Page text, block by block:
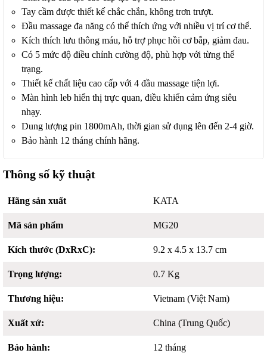
Tay cầm được thiết kế chắc chắn, không trơn trượt.
Đầu massage đa năng có thể thích ứng với nhiều vị trí cơ thể.
Kích thích lưu thông máu, hỗ trợ phục hồi cơ bắp, giảm đau.
Có 5 mức độ điều chỉnh cường độ, phù hợp với từng thể
trạng.
Thiết kế chất liệu cao cấp với 4 đầu massage tiện lợi.
Màn hình leb hiển thị trực quan, điều khiển cảm ứng siêu
nhạy.
Dung lượng pin 1800mAh, thời gian sử dụng lên đến 2-4 giờ.
Bảo hành 12 tháng chính hãng.
Thông số kỹ thuật
Hãng sản xuất KATA
Mã sản phẩm MG20
Kích thước (DxRxC): 9.2 x 4.5 x 13.7 cm
Trọng lượng: 0.7 Kg
Thương hiệu: Vietnam (Việt Nam)
Xuất xứ: China (Trung Quốc)
Bảo hành: 12 tháng